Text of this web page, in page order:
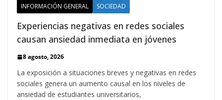
INFORMACIÓN GENERAL SOCIEDAD
Experiencias negativas en redes sociales
causan ansiedad inmediata en jóvenes
8 agosto, 2026
La exposición a situaciones breves y negativas en redes
sociales genera un aumento causal en los niveles de
ansiedad de estudiantes universitarios,